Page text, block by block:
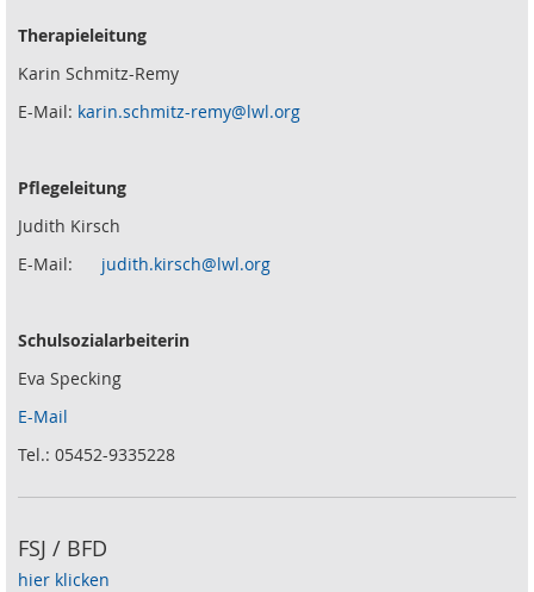
Therapieleitung
Karin Schmitz-Remy
E-Mail: karin.schmitz-remy@lwl.org
Pflegeleitung
Judith Kirsch
E-Mail: judith.kirsch@lwl.org
Schulsozialarbeiterin
Eva Specking
E-Mail
Tel.: 05452-9335228
FSJ / BFD
hier klicken